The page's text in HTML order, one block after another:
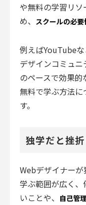
や無料の学習リ
め、 スクールの必
例えばYouTube
デザインコミュ
のペースで効果的
無料で学ぶ方法
す。
独学だと挫
Webデザイナーが
学ぶ範囲が広く
いことや、 自己管